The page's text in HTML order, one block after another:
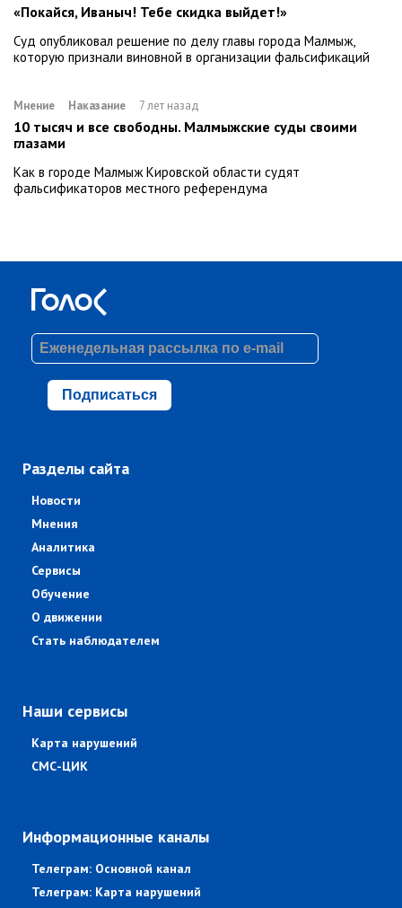
«Покайся, Иваныч! Тебе скидка выйдет!»
Суд опубликовал решение по делу главы города Малмыж,
которую признали виновной в организации фальсификаций
Мнение Наказание 7 лет назад
10 тысяч и все свободны. Малмыжские суды своими
глазами
Как в городе Малмыж Кировской области судят
фальсификаторов местного референдума
Подписаться
Разделы сайта
Новости
Мнения
Аналитика
Сервисы
Обучение
О движении
Стать наблюдателем
Наши сервисы
Карта нарушений
СМС-ЦИК
Информационные каналы
Телеграм: Основной канал
Телеграм: Карта нарушений